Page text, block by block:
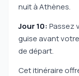
nuit à Athènes.
Jour 10: Passez
guise avant
de départ.
Cet itinéraire